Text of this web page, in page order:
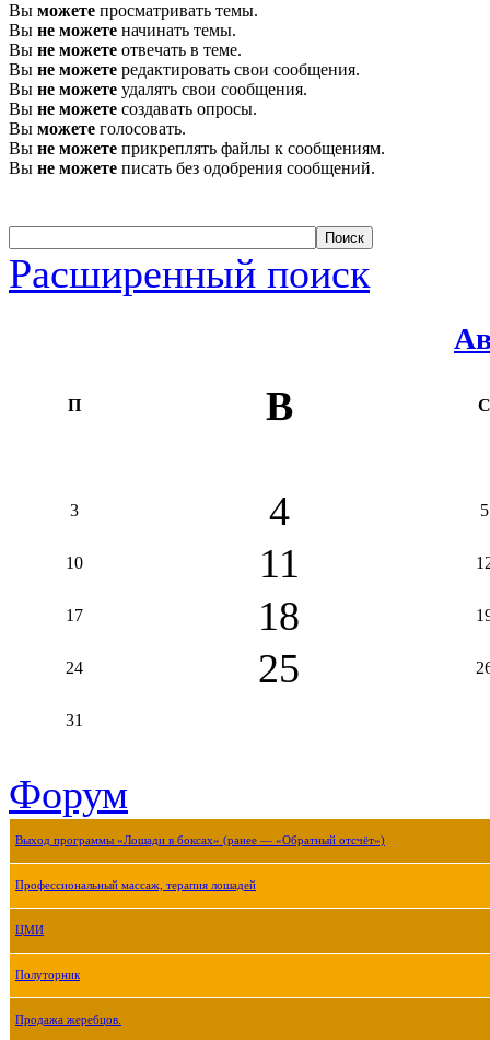
Вы можете просматривать темы.
Вы не можете начинать темы.
Вы не можете отвечать в теме.
Вы не можете редактировать свои сообщения.
Вы не можете удалять свои сообщения.
Вы не можете создавать опросы.
Вы можете голосовать.
Вы не можете прикреплять файлы к сообщениям.
Вы не можете писать без одобрения сообщений.
Расширенный поиск
П В С
3 4 5
10 11
17 18
24 25
31
Форум
Выход программы «Лошади в боксах» (ранее — «Обратный отсчёт»)
Профессиональный массаж, терапия лошадей
ЦМИ
Полуторник
Продажа жеребцов.